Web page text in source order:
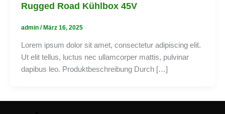
Rugged Road Kühlbox 45V
admin / März 16, 2025
Lorem ipsum dolor sit amet, consectetur adipiscing elit.
Ut elit tellus, luctus nec ullamcorper mattis, pulvinar
dapibus leo. Produktbeschreibung Durch […]